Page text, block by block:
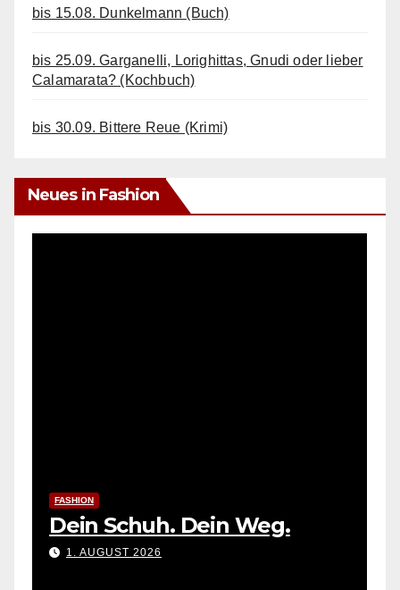
bis 15.08. Dunkelmann (Buch)
bis 25.09. Garganelli, Lorighittas, Gnudi oder lieber
Calamarata? (Kochbuch)
bis 30.09. Bittere Reue (Krimi)
Neues in Fashion
Create Offline Memories
3. AUGUST 2026